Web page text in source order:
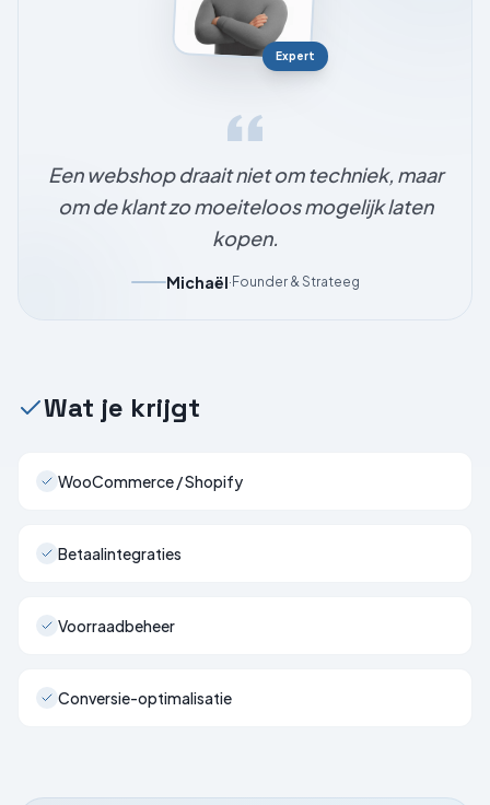
Expert
Een webshop draait niet om techniek, maar
om de klant zo moeiteloos mogelijk laten
kopen.
Michaël· Founder & Strateeg
Wat je krijgt
WooCommerce / Shopify
Betaalintegraties
Voorraadbeheer
Conversie-optimalisatie